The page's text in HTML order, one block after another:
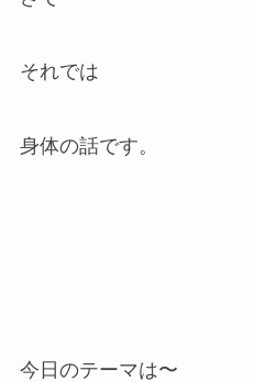
それでは
身体の話です。
今日のテーマは〜